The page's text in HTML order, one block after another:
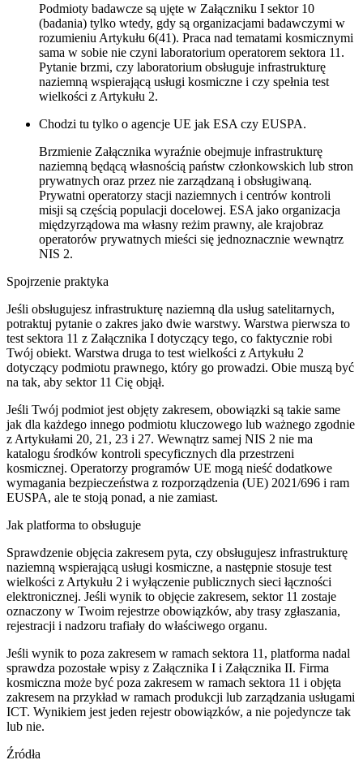
Podmioty badawcze są ujęte w Załączniku I sektor 10
(badania) tylko wtedy, gdy są organizacjami badawczymi w
rozumieniu Artykułu 6(41). Praca nad tematami kosmicznymi
sama w sobie nie czyni laboratorium operatorem sektora 11.
Pytanie brzmi, czy laboratorium obsługuje infrastrukturę
naziemną wspierającą usługi kosmiczne i czy spełnia test
wielkości z Artykułu 2.
Chodzi tu tylko o agencje UE jak ESA czy EUSPA.
Brzmienie Załącznika wyraźnie obejmuje infrastrukturę
naziemną będącą własnością państw członkowskich lub stron
prywatnych oraz przez nie zarządzaną i obsługiwaną.
Prywatni operatorzy stacji naziemnych i centrów kontroli
misji są częścią populacji docelowej. ESA jako organizacja
międzyrządowa ma własny reżim prawny, ale krajobraz
operatorów prywatnych mieści się jednoznacznie wewnątrz
NIS 2.
Spojrzenie praktyka
Jeśli obsługujesz infrastrukturę naziemną dla usług satelitarnych,
potraktuj pytanie o zakres jako dwie warstwy. Warstwa pierwsza to
test sektora 11 z Załącznika I dotyczący tego, co faktycznie robi
Twój obiekt. Warstwa druga to test wielkości z Artykułu 2
dotyczący podmiotu prawnego, który go prowadzi. Obie muszą być
na tak, aby sektor 11 Cię objął.
Jeśli Twój podmiot jest objęty zakresem, obowiązki są takie same
jak dla każdego innego podmiotu kluczowego lub ważnego zgodnie
z Artykułami 20, 21, 23 i 27. Wewnątrz samej NIS 2 nie ma
katalogu środków kontroli specyficznych dla przestrzeni
kosmicznej. Operatorzy programów UE mogą nieść dodatkowe
wymagania bezpieczeństwa z rozporządzenia (UE) 2021/696 i ram
EUSPA, ale te stoją ponad, a nie zamiast.
Jak platforma to obsługuje
Sprawdzenie objęcia zakresem pyta, czy obsługujesz infrastrukturę
naziemną wspierającą usługi kosmiczne, a następnie stosuje test
wielkości z Artykułu 2 i wyłączenie publicznych sieci łączności
elektronicznej. Jeśli wynik to objęcie zakresem, sektor 11 zostaje
oznaczony w Twoim rejestrze obowiązków, aby trasy zgłaszania,
rejestracji i nadzoru trafiały do właściwego organu.
Jeśli wynik to poza zakresem w ramach sektora 11, platforma nadal
sprawdza pozostałe wpisy z Załącznika I i Załącznika II. Firma
kosmiczna może być poza zakresem w ramach sektora 11 i objęta
zakresem na przykład w ramach produkcji lub zarządzania usługami
ICT. Wynikiem jest jeden rejestr obowiązków, a nie pojedyncze tak
lub nie.
Źródła